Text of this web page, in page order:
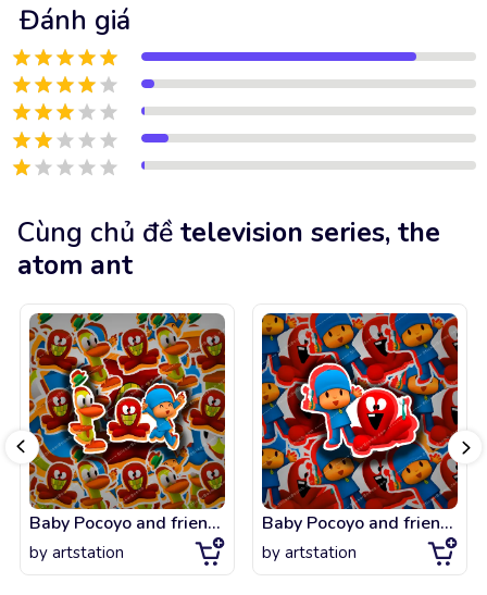
Đánh giá
Cùng chủ đề television series, the
atom ant
Baby Pocoyo and friends
by artstation
Baby Pocoyo and friends
by artstation